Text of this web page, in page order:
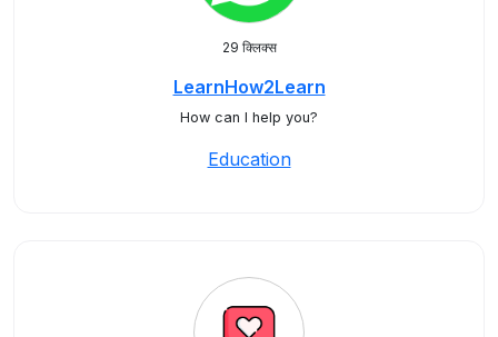
29 क्लिक्स
LearnHow2Learn
How can I help you?
Education